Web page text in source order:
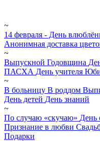
~
14 февраля - День
Анонимная доставка
~
Выпускной Годовщина
ПАСХА День учителя
~
В больницу В роддом
День детей День знаний
~
По случаю «скучаю» День
Признание в любви
Подарки